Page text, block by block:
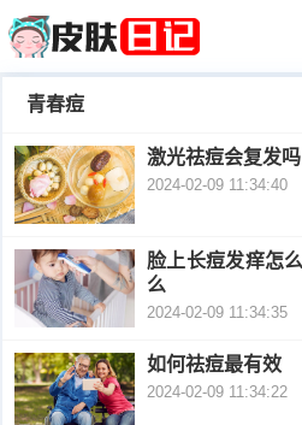
首
页
首
肤
护
理
过
敏
性
皮
炎
黑
头
青
春
痘
皮
肤
毛
青春痘
激光祛痘会复发吗
2024-02-09 11:34:40
脸上长痘发痒怎
么
2024-02-09 11:34:35
如何祛痘最有效
2024-02-09 11:34:22